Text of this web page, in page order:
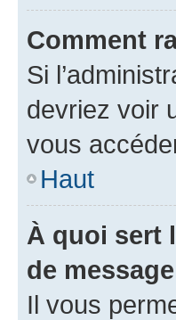
Comment
Si
devriez voir
vous
Haut
À quoi sert
de
Il vous